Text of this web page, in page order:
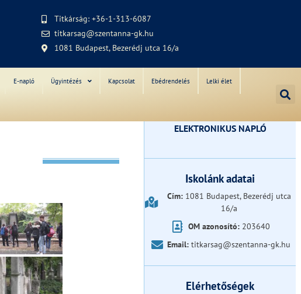
Titkárság: +36-1-313-6087
titkarsag@szentanna-gk.hu
1081 Budapest, Bezerédj utca 16/a
E-napló Ügyintézés Kapcsolat Ebédrendelés Lelki élet
ELEKTRONIKUS NAPLÓ
Iskolánk adatai
Cím:1081 Budapest, Bezerédj utca
16/a
OM azonosító:203640
Email: titkarsag@szentanna-gk.hu
Elérhetőségek